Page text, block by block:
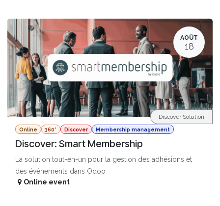
AOÛT
18
Online 360° Discover Membership management
Discover: Smart Membership
La solution tout-en-un pour la gestion des adhésions et
des événements dans Odoo
Discover Solution
Online event